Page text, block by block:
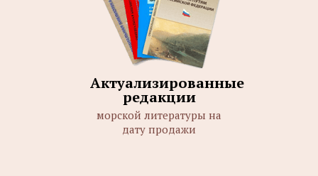
Актуализированные
редакции
морской литературы на
дату продажи